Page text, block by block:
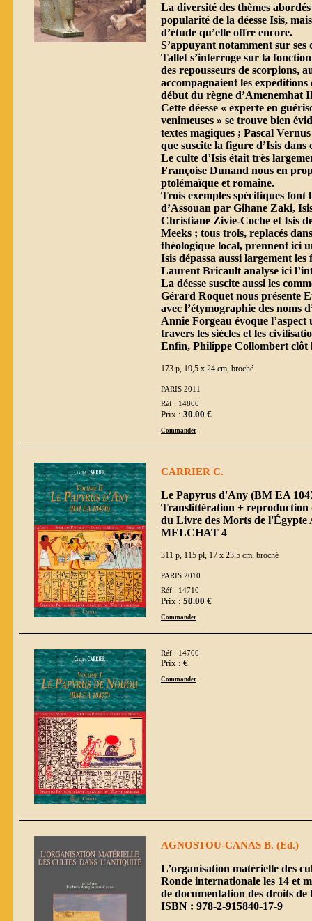
La diversité des thèmes
popularité de la déesse Isis,
d’étude qu’elle offre encore.
S’appuyant notamment sur ses
Tallet s’interroge sur la
des repousseurs de scorpions,
accompagnaient les
début du règne d’Amenemhat
Cette déesse « experte en
venimeuses » se trouve bien
textes magiques ; Pascal
que suscite la figure d’Isis dans
Le culte d’Isis était très
Françoise Dunand nous en
ptolémaïque et romaine.
Trois exemples spécifiques font
d’Assouan par Gihane Zaki,
Christiane Zivie-Coche et Isis
Meeks ; tous trois, replacés
théologique local, prennent ici
Isis dépassa aussi largement
Laurent Bricault analyse ici
La déesse suscite aussi les
Gérard Roquet nous présente
avec l’étymographie des noms
Annie Forgeau évoque
travers les siècles et les
Enfin, Philippe Collombert clôt
173 p, 19,5 x 24 cm, broché
PARIS 2011
Réf : 14800
Prix : 30.00 €
Commander
CARRIER C.
Le Papyrus d'Any (BM EA
Translittération + reproduction
du Livre des Morts de l'Égypte
MELCHAT 4
311 p, 115 pl, 17 x 23,5 cm, broché
PARIS 2010
Réf : 14710
Prix : 50.00 €
Commander
Réf : 14700
Prix : €
Commander
AGNOSTOU-CANAS B. (Ed.)
L’organisation matérielle des
Ronde internationale les 14 et
de documentation des droits de
ISBN : 978-2-915840-17-9